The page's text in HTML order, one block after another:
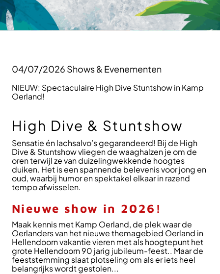
04/07/2026 Shows & Evenementen
NIEUW: Spectaculaire High Dive Stuntshow in Kamp
Oerland!
High Dive & Stuntshow
Sensatie én lachsalvo’s gegarandeerd! Bij de High
Dive & Stuntshow vliegen de waaghalzen je om de
oren terwijl ze van duizelingwekkende hoogtes
duiken. Het is een spannende belevenis voor jong en
oud, waarbij humor en spektakel elkaar in razend
tempo afwisselen.
Nieuwe show in 2026!
Maak kennis met Kamp Oerland, de plek waar de
Oerlanders van het nieuwe themagebied Oerland in
Hellendoorn vakantie vieren met als hoogtepunt het
grote Hellendoorn 90 jarig jubileum-feest.. Maar de
feeststemming slaat plotseling om als er iets heel
belangrijks wordt gestolen...